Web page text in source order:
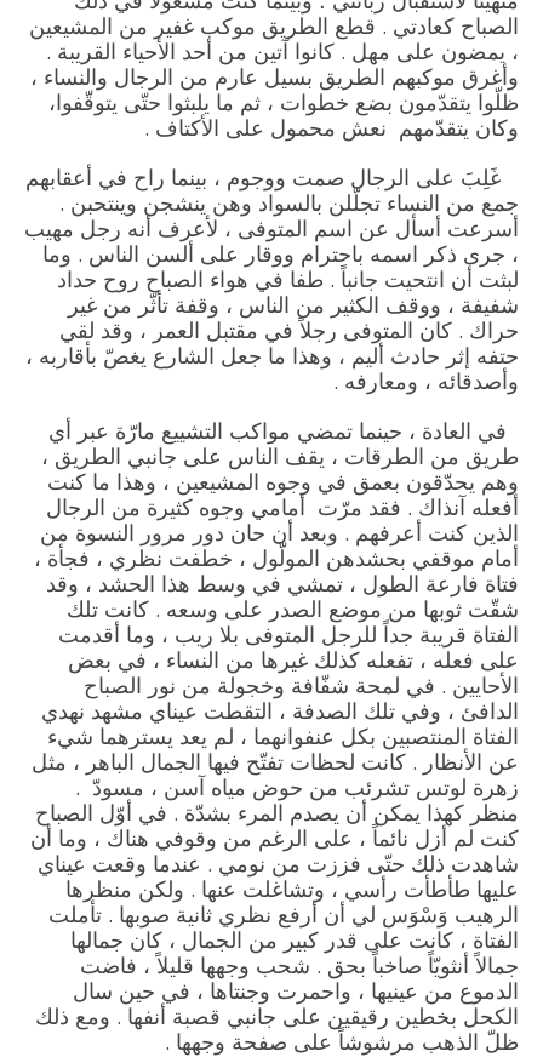
الصباح كعادتي . قطع الطريق موكب غفير من المشيعين
، يمضون على مهل . كانوا آتين من أحد الأحياء القريبة .
وأغرق موكبهم الطريق بسيل عارم من الرجال والنساء ،
ظلّوا يتقدّمون بضع خطوات ، ثم ما يلبثوا حتّى يتوقّفوا،
وكان يتقدّمهم نعش محمول على الأكتاف .
غَلِبَ على الرجال صمت ووجوم ، بينما راح في أعقابهم
جمع من النساء تجلّلن بالسواد وهن ينشجن وينتحبن .
أسرعت أسأل عن اسم المتوفى ، لأعرف أنه رجل مهيب
، جرى ذكر اسمه باحترام ووقار على ألسن الناس . وما
لبثت أن انتحيت جانباً . طفا في هواء الصباح روح حداد
شفيفة ، ووقف الكثير من الناس ، وقفة تأثّر من غير
حراك . كان المتوفى رجلاً في مقتبل العمر ، وقد لقي
حتفه إثر حادث أليم ، وهذا ما جعل الشارع يغصّ بأقاربه ،
وأصدقائه ، ومعارفه .
في العادة ، حينما تمضي مواكب التشييع مارّة عبر أي
طريق من الطرقات ، يقف الناس على جانبي الطريق ،
وهم يحدّقون بعمق في وجوه المشيعين ، وهذا ما كنت
أفعله آنذاك . فقد مرّت أمامي وجوه كثيرة من الرجال
الذين كنت أعرفهم . وبعد أن حان دور مرور النسوة من
أمام موقفي بحشدهن المولّول ، خطفت نظري ، فجأة ،
فتاة فارعة الطول ، تمشي في وسط هذا الحشد ، وقد
شقّت ثوبها من موضع الصدر على وسعه . كانت تلك
الفتاة قريبة جداً للرجل المتوفى بلا ريب ، وما أقدمت
على فعله ، تفعله كذلك غيرها من النساء ، في بعض
الأحايين . في لمحة شفّافة وخجولة من نور الصباح
الدافئ ، وفي تلك الصدفة ، التقطت عيناي مشهد نهدي
الفتاة المنتصبين بكل عنفوانهما ، لم يعد يسترهما شيء
عن الأنظار . كانت لحظات تفتّح فيها الجمال الباهر ، مثل
زهرة لوتس تشرئب من حوض مياه آسن ، مسودّ .
منظر كهذا يمكن أن يصدم المرء بشدّة . في أوّل الصباح
كنت لم أزل نائماً ، على الرغم من وقوفي هناك ، وما أن
شاهدت ذلك حتّى فززت من نومي . عندما وقعت عيناي
عليها طأطأت رأسي ، وتشاغلت عنها . ولكن منظرها
الرهيب وَسْوَس لي أن أرفع نظري ثانية صوبها . تأملت
الفتاة ، كانت على قدر كبير من الجمال ، كان جمالها
جمالاً أنثويّاً صاخباً بحق . شحب وجهها قليلاً ، فاضت
الدموع من عينيها ، واحمرت وجنتاها ، في حين سال
الكحل بخطين رقيقين على جانبي قصبة أنفها . ومع ذلك
ظلّ الذهب مرشوشاً على صفحة وجهها .